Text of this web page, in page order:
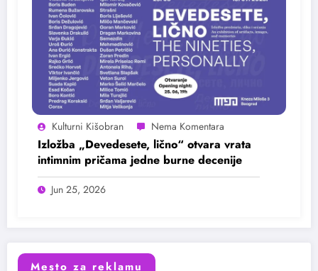
Kulturni Kišobran
Izložba „Devedesete, lično“ otvara vrata
intimnim pričama jedne burne decenije
Jun 25, 2026
Mesto za reklamu